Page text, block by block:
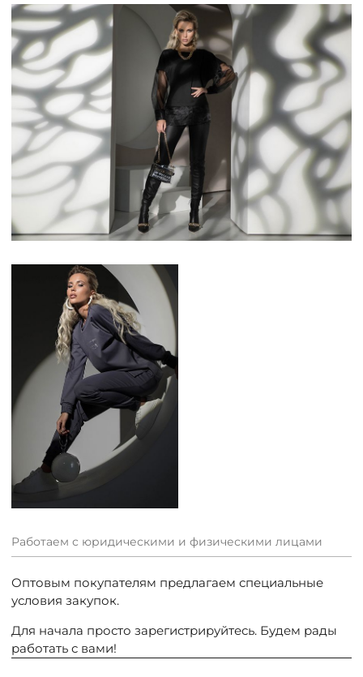
Работаем с юридическими и физическими лицами
Оптовым покупателям предлагаем специальные
условия закупок.
Для начала просто зарегистрируйтесь. Будем рады
работать с вами!